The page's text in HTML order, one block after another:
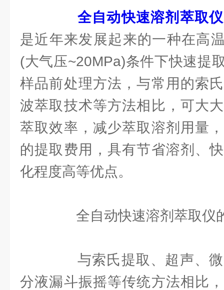
全自动快速溶剂萃取仪
是近年来发展起来的一种在高
(大气压~20MPa)条件下快速提
样品前处理方法，与常用的索
波萃取技术等方法相比，可大
萃取效率，减少萃取溶剂用量
的提取费用，具有节省溶剂、
化程度高等优点。
全自动快速溶剂萃取仪
与索氏提取、超声、微
分液漏斗振摇等传统方法相比